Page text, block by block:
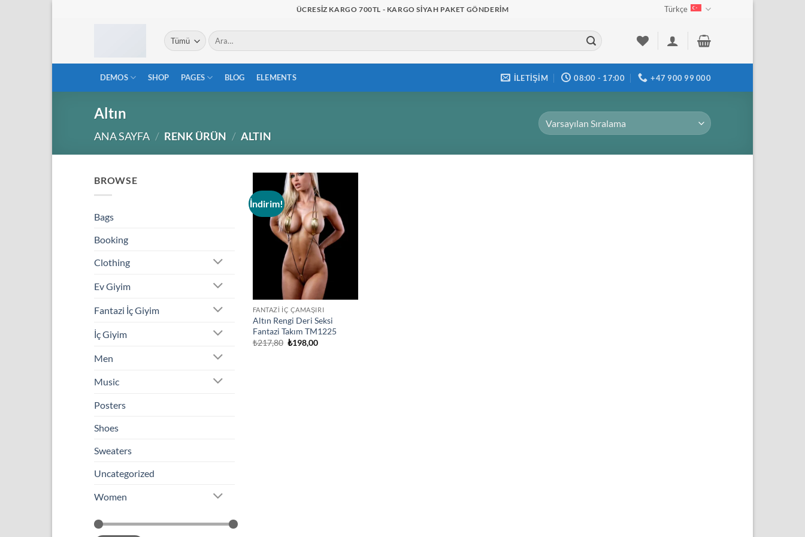
ÜCRESIZ KARGO 700TL - KARGO SIYAH PAKET GÖNDERIM Türkçe
Ara:
DEMOS SHOP PAGES BLOG ELEMENTS İLETIŞIM 08:00 - 17:00 +47 900 99 000
Altın
ANA SAYFA / RENK ÜRÜN / ALTIN
BROWSE
Bags
Booking
Clothing
Ev Giyim
Fantazi İç Giyim
İç Giyim
Men
Music
Posters
Shoes
Sweaters
Uncategorized
Women
İndirim!
Add to
wishlist
FANTAZI İÇ ÇAMAŞIRI
Altın Rengi Deri Seksi
Fantazi Takım TM1225
₺217,80 Orijinal
₺198,00Şu